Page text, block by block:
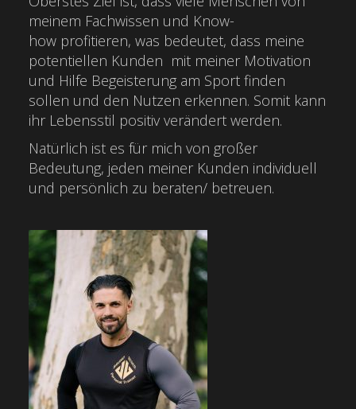
meinem Fachwissen und Know-
how profitieren, was bedeutet, dass meine
potentiellen Kunden mit meiner Motivation
und Hilfe Begeisterung am Sport finden
sollen und den Nutzen erkennen. Somit kann
ihr Lebensstil positiv verändert werden.
Natürlich ist es für mich von großer
Bedeutung, jeden meiner Kunden individuell
und persönlich zu beraten/ betreuen.